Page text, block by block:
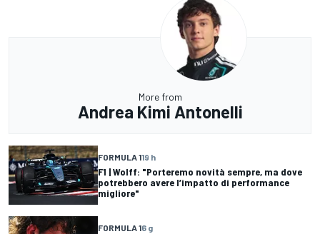
More from
Andrea Kimi Antonelli
FORMULA 119 h
F1 | Wolff: "Porteremo novità sempre, ma dove
potrebbero avere l’impatto di performance
migliore"
FORMULA 16 g